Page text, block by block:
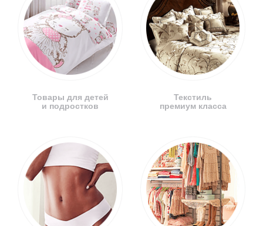
Товары для детей
и подростков
Текстиль
премиум класса